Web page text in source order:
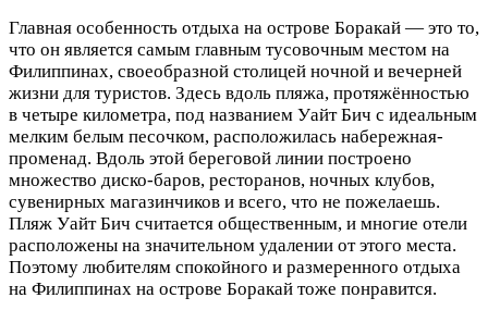
Главная особенность отдыха на острове Боракай — это то,
что он является самым главным тусовочным местом на
Филиппинах, своеобразной столицей ночной и вечерней
жизни для туристов. Здесь вдоль пляжа, протяжённостью
в четыре километра, под названием Уайт Бич с идеальным
мелким белым песочком, расположилась набережная-
променад. Вдоль этой береговой линии построено
множество диско-баров, ресторанов, ночных клубов,
сувенирных магазинчиков и всего, что не пожелаешь.
Пляж Уайт Бич считается общественным, и многие отели
расположены на значительном удалении от этого места.
Поэтому любителям спокойного и размеренного отдыха
на Филиппинах на острове Боракай тоже понравится.